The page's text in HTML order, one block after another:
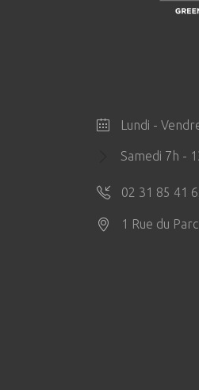
Lundi -
Samedi 7h -
02 31 85 41
1 Rue du